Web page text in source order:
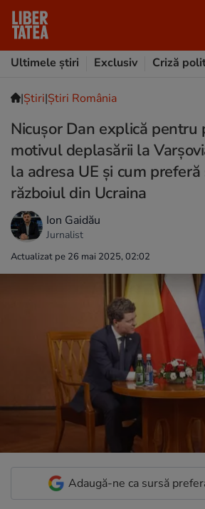
Ultimele știri
Exclusiv Criză
|Ştiri|Știri România
Nicușor Dan explică pentru
motivul deplasării la
la adresa UE și cum preferă
războiul din Ucraina
Ion Gaidău
Jurnalist
Actualizat pe 26 mai 2025, 02:02
Adaugă-ne ca sursă